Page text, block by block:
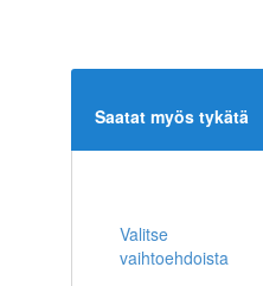
Saatat myös tykätä
Valitse
vaihtoehdoista